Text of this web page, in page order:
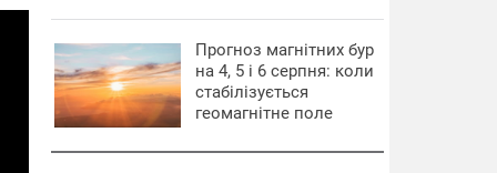
Прогноз магнітних бур
на 4, 5 і 6 серпня: коли
стабілізується
геомагнітне поле